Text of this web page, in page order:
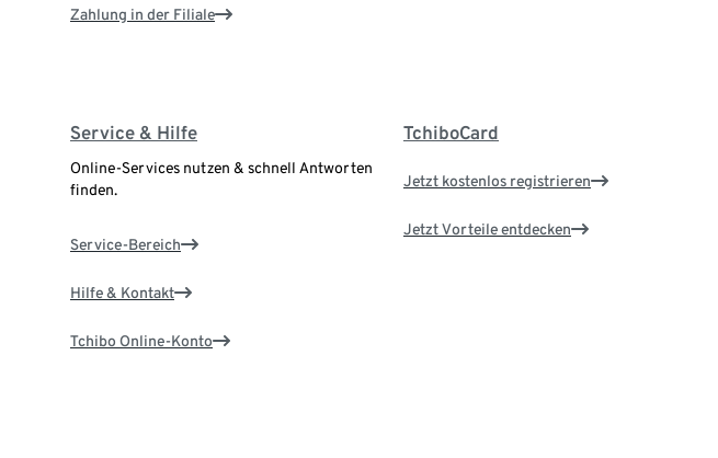
Zahlung in der Filiale
Service & Hilfe
Online-Services nutzen & schnell Antworten
finden.
Service-Bereich
Hilfe & Kontakt
Tchibo Online-Konto
TchiboCard
Jetzt kostenlos registrieren
Jetzt Vorteile entdecken